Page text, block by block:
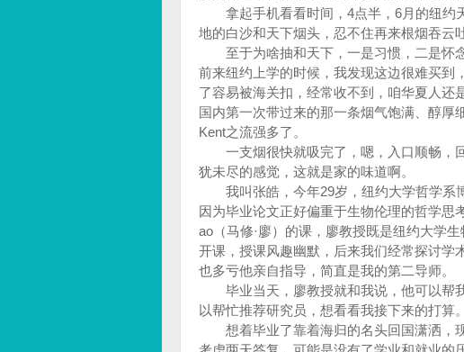
拿起手机看看时间，4点半，6月的纽约
地的白沙和天下烟头，忍不住再来根烟吞云
至于为啥抽和天下，一是习惯，二是怀
前来纽约上学的时候，我发现这边很难买到
了容易被海关扣，经常收不到，咱华夏人还
国内第一次带过来的那一条烟气饱满、醇厚
Kent之流强多了。
一支烟很快就吸完了，嗯，入口顺畅，
犹未尽的感觉，这就是家的味道啊。
我叫张皓，今年29岁，纽约大学哲学系
因为毕业论文正好偏重于生物伦理的哲学思
ao（马修·廖）的课，廖教授既是纽约大学
开课，授课风趣幽默，后来我们经常探讨学
也多亏他亲自指导，简直是我的第二导师。
毕业当天，廖教授就和我说，他可以帮
以帮忙推荐研究员，想看看我接下来的打算
想着毕业了靠着海归的名头回国潇洒，